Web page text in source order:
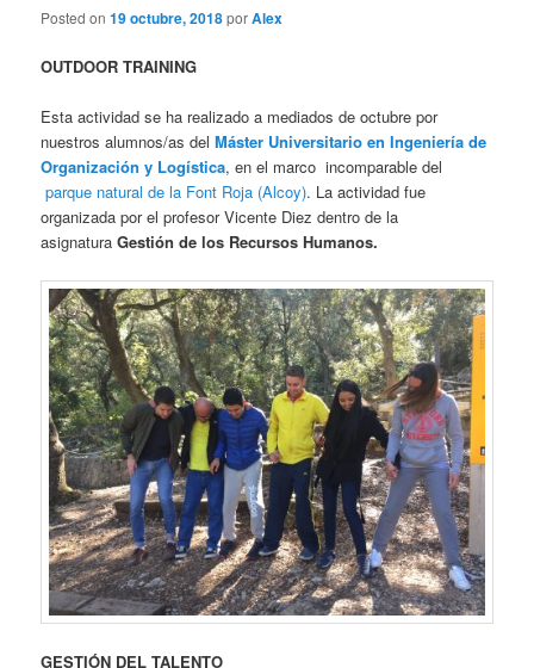
Posted on19 octubre, 2018porAlex
OUTDOOR TRAINING
Esta actividad se ha realizado a mediados de octubre por
nuestros alumnos/as delMáster Universitario en Ingeniería de
Organización y Logística, en el marco incomparable del
parque natural de la Font Roja (Alcoy). La actividad fue
organizada por el profesor Vicente Diez dentro de la
asignaturaGestión de los Recursos Humanos.
GESTIÓN DEL TALENTO